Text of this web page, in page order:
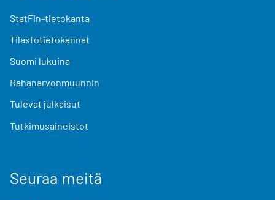
StatFin-tietokanta
Tilastotietokannat
Suomi lukuina
Rahanarvonmuunnin
Tulevat julkaisut
Tutkimusaineistot
Seuraa meitä